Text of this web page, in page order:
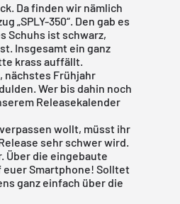
Da finden wir nämlich
„SPLY-350“. Den gab es
Schuhs ist schwarz,
Insgesamt ein ganz
krass auffällt.
nächstes Frühjahr
Wer bis dahin noch
Releasekalender
wollt, müsst ihr
sehr schwer wird.
. Über die eingebaute
Smartphone! Solltet
ganz einfach über die